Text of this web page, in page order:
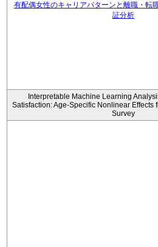
有配偶女性のキャリアパターンと離職・転
証分析
Interpretable Machine Learning
Satisfaction: Age-Specific Nonlinear Effects
Survey